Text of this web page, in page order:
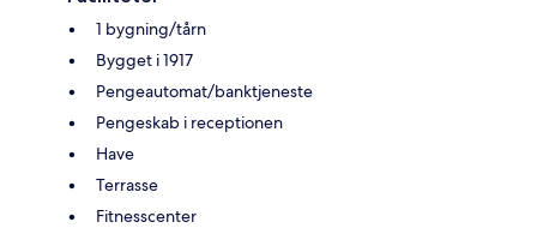
1 bygning/tårn
Bygget i 1917
Pengeautomat/banktjeneste
Pengeskab i receptionen
Have
Terrasse
Fitnesscenter